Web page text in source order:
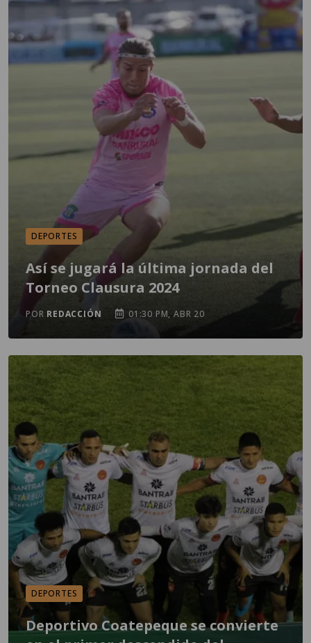
DEPORTES
Así se jugará la última jornada del
Torneo Clausura 2024
POR REDACCIÓN 01:30 PM, ABR 20
DEPORTES
Deportivo Coatepeque se convierte